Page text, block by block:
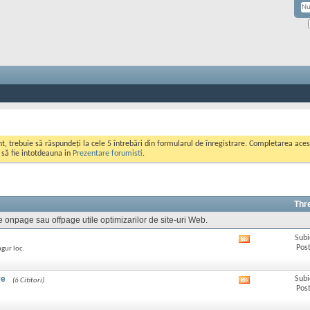
trebuie să răspundeți la cele 5 întrebări din formularul de înregistrare. Completarea
fie intotdeauna in Prezentare forumisti.
sau offpage utile optimizarilor de site-uri Web.
loc.
ul
(6 Cititori)